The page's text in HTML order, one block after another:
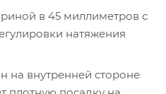
в 45 миллиметров с
натяжения
на внутренней стороне